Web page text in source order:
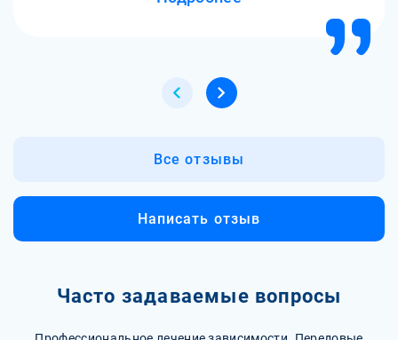
Все отзывы
Написать отзыв
Часто задаваемые вопросы